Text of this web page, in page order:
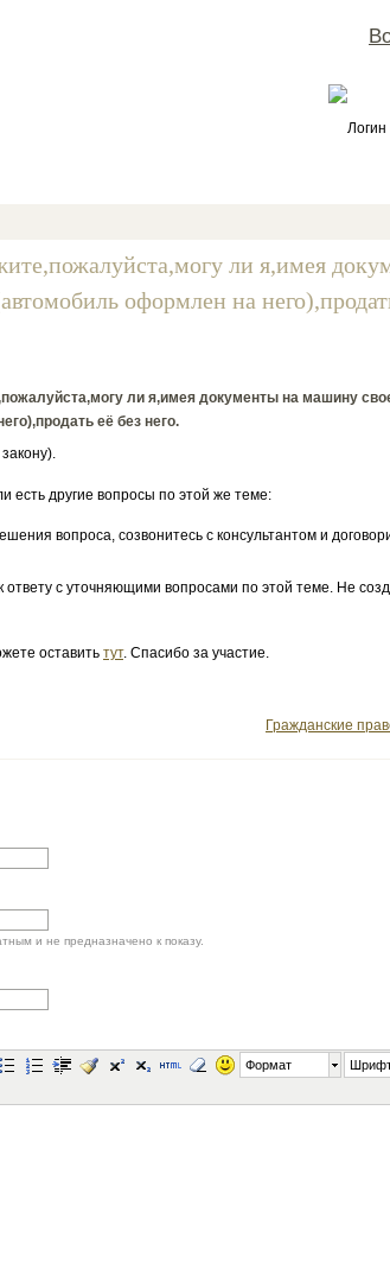
Логин
ли я,имея
оформлен на
ли я,имея документы на машину
её без него.
есть другие вопросы по этой же теме:
вопроса, созвонитесь с консультантом и
с уточняющими вопросами по этой теме. Не
оставить тут. Спасибо за участие.
Гражданские
и не предназначено к показу.
Формат